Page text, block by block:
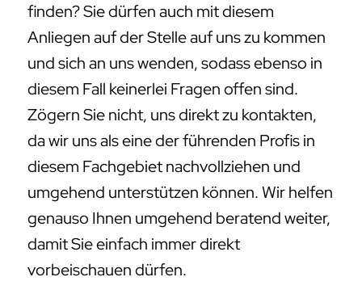
finden? Sie dürfen auch mit diesem
Anliegen auf der Stelle auf uns zu kommen
und sich an uns wenden, sodass ebenso in
diesem Fall keinerlei Fragen offen sind.
Zögern Sie nicht, uns direkt zu kontakten,
da wir uns als eine der führenden Profis in
diesem Fachgebiet nachvollziehen und
umgehend unterstützen können. Wir helfen
genauso Ihnen umgehend beratend weiter,
damit Sie einfach immer direkt
vorbeischauen dürfen.